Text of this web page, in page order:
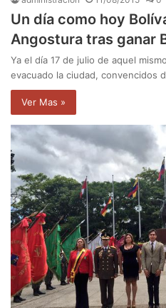
Un día como hoy
Angostura tras ganar
Ya el día 17 de julio de aquel
evacuado la ciudad, convencidos
Ver Mas »